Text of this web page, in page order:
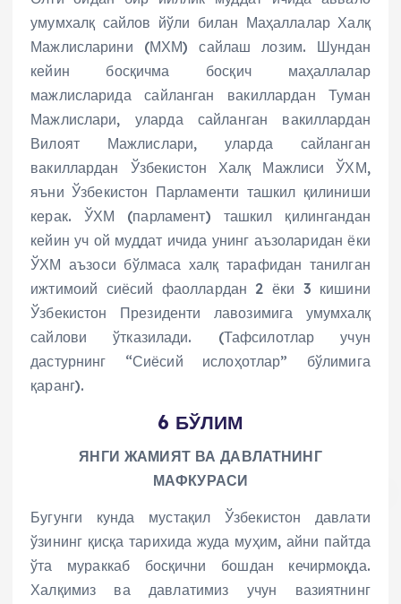
умумхалқ сайлов йўли билан Маҳаллалар Халқ
Мажлисларини (МХМ) сайлаш лозим. Шундан
кейин босқичма босқич маҳаллалар
мажлисларида сайланган вакиллардан Туман
Мажлислари, уларда сайланган вакиллардан
Вилоят Мажлислари, уларда сайланган
вакиллардан Ўзбекистон Халқ Мажлиси ЎХМ,
яъни Ўзбекистон Парламенти ташкил қилиниши
керак. ЎХМ (парламент) ташкил қилингандан
кейин уч ой муддат ичида унинг аъзоларидан ёки
ЎХМ аъзоси бўлмаса халқ тарафидан танилган
ижтимоий сиёсий фаоллардан 2 ёки 3 кишини
Ўзбекистон Президенти лавозимига умумхалқ
сайлови ўтказилади. (Тафсилотлар учун
дастурнинг “Сиёсий ислоҳотлар” бўлимига
қаранг).
6 БЎЛИМ
ЯНГИ ЖАМИЯТ ВА ДАВЛАТНИНГ
МАФКУРАСИ
Бугунги кунда мустақил Ўзбекистон давлати
ўзининг қисқа тарихида жуда муҳим, айни пайтда
ўта мураккаб босқични бошдан кечирмоқда.
Халқимиз ва давлатимиз учун вазиятнинг